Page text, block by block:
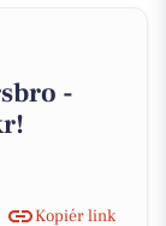
-
Kopiér link